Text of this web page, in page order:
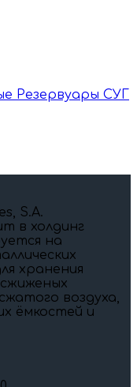
Резервуары СУГ
S.A.
в холдинг
на
хранения
воздуха,
ёмкостей и